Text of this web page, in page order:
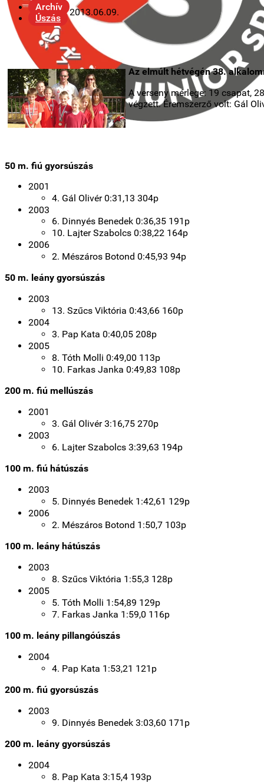
Archív
Úszás
2013.06.09.
Az elmúlt hétvégén 38.
A verseny mérlege: 19 csapat,
végzett. Éremszerző volt: Gál
50 m. fiú gyorsúszás
2001
4. Gál Olivér 0:31,13 304p
2003
6. Dinnyés Benedek 0:36,35 191p
10. Lajter Szabolcs 0:38,22 164p
2006
2. Mészáros Botond 0:45,93 94p
50 m. leány gyorsúszás
2003
13. Szűcs Viktória 0:43,66 160p
2004
3. Pap Kata 0:40,05 208p
2005
8. Tóth Molli 0:49,00 113p
10. Farkas Janka 0:49,83 108p
200 m. fiú mellúszás
2001
3. Gál Olivér 3:16,75 270p
2003
6. Lajter Szabolcs 3:39,63 194p
100 m. fiú hátúszás
2003
5. Dinnyés Benedek 1:42,61 129p
2006
2. Mészáros Botond 1:50,7 103p
100 m. leány hátúszás
2003
8. Szűcs Viktória 1:55,3 128p
2005
5. Tóth Molli 1:54,89 129p
7. Farkas Janka 1:59,0 116p
100 m. leány pillangóúszás
2004
4. Pap Kata 1:53,21 121p
200 m. fiú gyorsúszás
2003
9. Dinnyés Benedek 3:03,60 171p
200 m. leány gyorsúszás
2004
8. Pap Kata 3:15,4 193p